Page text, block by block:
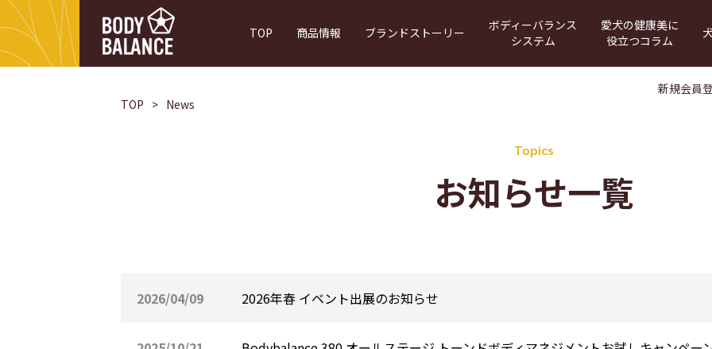
TOP 商品情報 ブランドストーリー
ボディーバランス
システム
愛犬の健康美に
役立つコラム
エイジングサポート
運動量・給与量管理アプリ
理想的なボディバランスのために BODY BALANCEの原材料 犬のからだのメカニ
新規会員
TOP
News
Topics
お知らせ一覧
2026/04/09 2026年春 イベント出展のお知らせ